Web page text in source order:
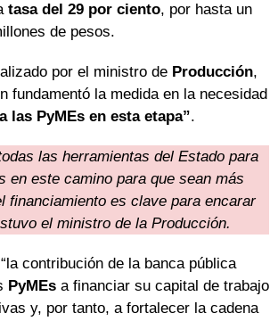
tasa del 29 por ciento, por hasta un
de pesos.
por el ministro de Producción,
fundamentó la medida en la necesidad
las PyMEs en esta etapa”.
las herramientas del Estado para
en este camino para que sean más
financiamiento es clave para encarar
el ministro de la Producción.
contribución de la banca pública
PyMEs a financiar su capital de trabajo
y, por tanto, a fortalecer la cadena